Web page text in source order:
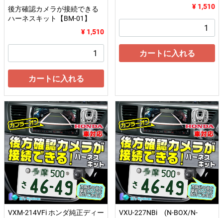
後方確認カメラが接続できる
ハーネスキット【BM-01】
¥ 1,510
カートに入れる
¥ 1,510
カートに入れる
VXM-214VFi ホンダ純正ディー
VXU-227NBi (N-BOX/N-